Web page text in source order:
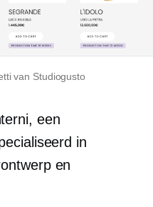
van Studiogusto
een
in
en